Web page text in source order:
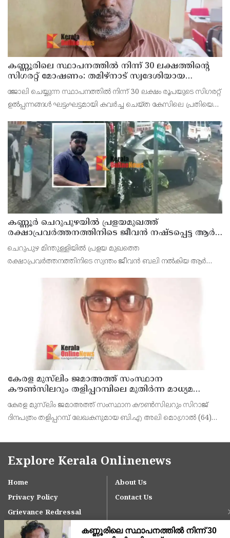
കണ്ണൂരിലെ സ്ഥാപനത്തിൽ നിന്ന് 30 ലക്ഷത്തിന്റെ
സിഗരറ്റ് മോഷണം: തമിഴ്‌നാട് സ്വദേശിയായ
സെയിൽസ്മാൻ തെങ്കാശിയിൽ പിടിയിൽ
ജോലി ചെയ്യുന്ന സ്ഥാപനത്തിൽ നിന്ന് 30 ലക്ഷം രൂപയുടെ സിഗരറ്റ്
ഉൽപ്പന്നങ്ങൾ ഘട്ടംഘട്ടമായി കവർച്ച ചെയ്ത കേസിലെ പ്രതിയെ
സ്വദേശിയായ വേൽമുരുകൻ (40) ആണ
കണ്ണൂർ ചെറുപുഴയിൽ പ്രളയമുഖത്ത്
രക്ഷാപ്രവർത്തനത്തിനിടെ ജീവൻ നഷ്ടപ്പെട്ട ആർ.
രാജേഷിൻ്റെ ഭൗതിക ശരീരത്തോട് അനാദരവ്
കാണിച്ചതായി ആരോപണം
ചെറുപുഴ മിന്തുള്ളിയിൽ പ്രളയ മുഖത്തെ
രക്ഷാപ്രവർത്തനത്തിനിടെ സ്വന്തം ജീവൻ ബലി നൽകിയ ആർ
മൃതദേഹം തിരുവനന്തപുരത്തെ
കേരള മുസ്‌ലിം ജമാഅത്ത് സംസ്ഥാന
കൗൺസിലറും തളിപ്പറമ്പിലെ മുതിർന്ന മാധ്യമ
പ്രവർത്തകനുമായ ബി എ അലി മൊഗ്രാൽ
നിര്യാതനായി
കേരള മുസ്‌ലിം ജമാഅത്ത് സംസ്ഥാന കൗൺസിലറും സിറാജ്
ദിനപത്രം തളിപ്പറമ്പ് ലേഖകനുമായ ബി.എ അലി മൊഗ്രാൽ (64)
ജമാഅത്ത് ജില്ലാ സെക്രട്ടറി, എസ്.വൈ.എ
Explore Kerala Onlinenews
Home
About Us
Privacy Policy
Contact Us
Grievance Redressal